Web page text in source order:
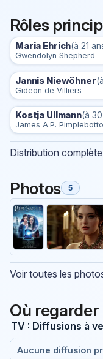
Rôles
Maria Ehrich(à 21
Gwendolyn Shepherd
Jannis Niewöhner
Gideon de Villiers
Kostja Ullmann(à
James A.P.
Distribution
Photos 5
Voir toutes les
Où
TV : Diffusions à
Aucune diffusion